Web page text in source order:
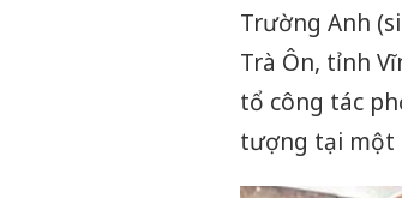
Trường Anh
Trà Ôn, tỉnh
tổ công tác
tượng tại một